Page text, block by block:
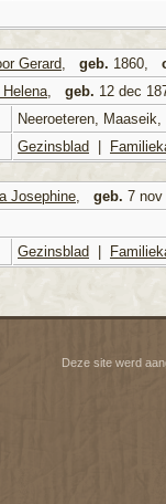
Gerard, geb. 1860,
, geb. 12 dec
Neeroeteren,
Gezinsblad
Josephine, geb. 7 nov
Gezinsblad
Deze site werd